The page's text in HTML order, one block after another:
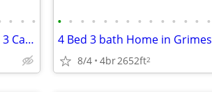
• • •
Privacy Fenced Acreage / Solar System / 3 Car Garage/ 2 Charging Stat
• • • • • • • • • • • • • •
4 Bed 3 bath Home in Grimes
8/4 4br2652ft2